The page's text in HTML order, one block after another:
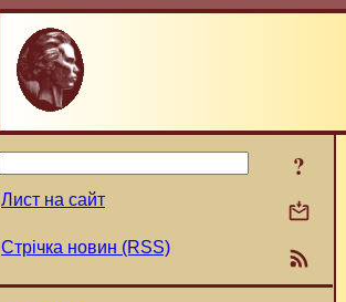
?
Лист на сайт
Стрічка новин (RSS)